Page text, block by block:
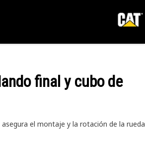
final y cubo de
el montaje y la rotación de la rueda